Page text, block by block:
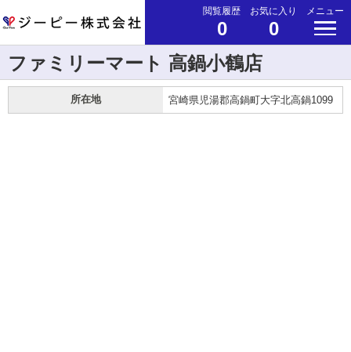
閲覧履歴
0
お気に入り
0
メニュー
ファミリーマート 高鍋小鶴店
所在地 宮崎県児湯郡高鍋町大字北高鍋1099